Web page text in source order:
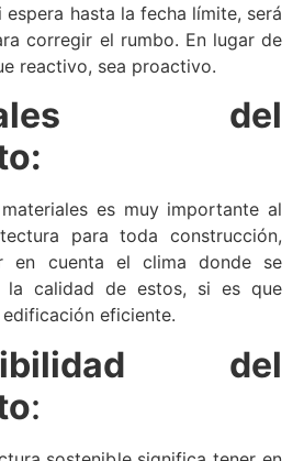
hasta la fecha límite, será
corregir el rumbo. En lugar de
reactivo, sea proactivo.
del
es muy importante al
para toda construcción,
en cuenta el clima donde se
calidad de estos, si es que
eficiente.
del
: